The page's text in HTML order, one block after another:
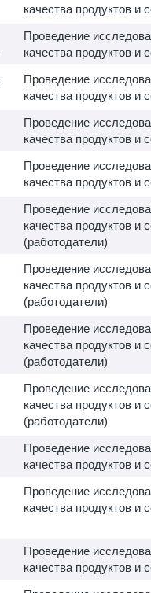
качества продуктов и
Проведение
качества продуктов и
Проведение
качества продуктов и
Проведение
качества продуктов и
Проведение
качества продуктов и
Проведение
качества продуктов и
(работодатели)
Проведение
качества продуктов и
(работодатели)
Проведение
качества продуктов и
(работодатели)
Проведение
качества продуктов и
(работодатели)
Проведение
качества продуктов и
Проведение
качества продуктов и
Проведение
качества продуктов и